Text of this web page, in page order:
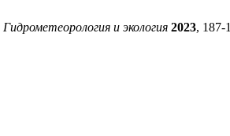
Гидрометеорология и экология 2023, 187-